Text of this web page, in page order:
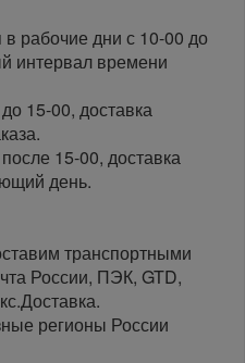
рабочие дни с 10-00 до
интервал времени
15-00, доставка
15-00, доставка
день.
транспортными
России, ПЭК, GTD,
регионы России